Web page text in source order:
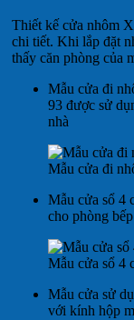
Thiết kế cửa nhôm
chi tiết. Khi lắp đặt
thấy căn phòng của
Mẫu cửa đi
93 được sử
nhà
Mẫu cửa đi
Mẫu cửa sổ 4
cho phòng bếp
Mẫu cửa sổ 4
Mẫu cửa sử
với kính hộp